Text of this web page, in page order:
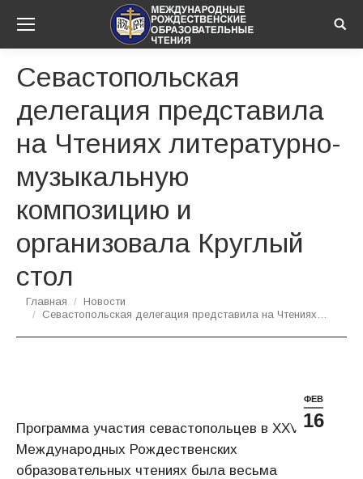
Севастопольская
делегация представила
на Чтениях литературно-
музыкальную
композицию и
организовала Круглый
стол
Вы здесь:
Главная
Новости
Севастопольская делегация представила на Чтениях…
ФЕВ
16
Программа участия севастопольцев в XXV
Международных Рождественских
образовательных чтениях была весьма